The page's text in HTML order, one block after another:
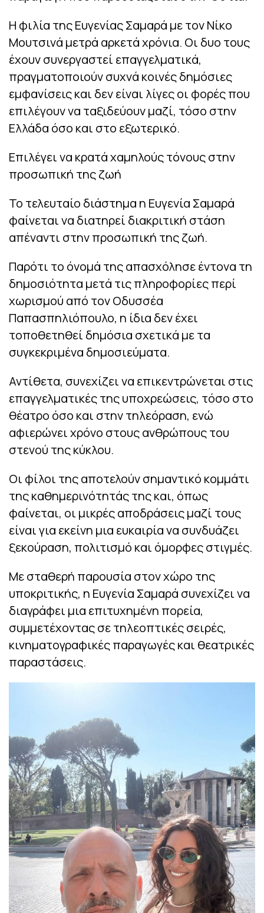
Η φιλία της Ευγενίας Σαμαρά με τον Νίκο
Μουτσινά μετρά αρκετά χρόνια. Οι δυο τους
έχουν συνεργαστεί επαγγελματικά,
πραγματοποιούν συχνά κοινές δημόσιες
εμφανίσεις και δεν είναι λίγες οι φορές που
επιλέγουν να ταξιδεύουν μαζί, τόσο στην
Ελλάδα όσο και στο εξωτερικό.
Επιλέγει να κρατά χαμηλούς τόνους στην
προσωπική της ζωή
Το τελευταίο διάστημα η Ευγενία Σαμαρά
φαίνεται να διατηρεί διακριτική στάση
απέναντι στην προσωπική της ζωή.
Παρότι το όνομά της απασχόλησε έντονα τη
δημοσιότητα μετά τις πληροφορίες περί
χωρισμού από τον Οδυσσέα
Παπασπηλιόπουλο, η ίδια δεν έχει
τοποθετηθεί δημόσια σχετικά με τα
συγκεκριμένα δημοσιεύματα.
Αντίθετα, συνεχίζει να επικεντρώνεται στις
επαγγελματικές της υποχρεώσεις, τόσο στο
θέατρο όσο και στην τηλεόραση, ενώ
αφιερώνει χρόνο στους ανθρώπους του
στενού της κύκλου.
Οι φίλοι της αποτελούν σημαντικό κομμάτι
της καθημερινότητάς της και, όπως
φαίνεται, οι μικρές αποδράσεις μαζί τους
είναι για εκείνη μια ευκαιρία να συνδυάζει
ξεκούραση, πολιτισμό και όμορφες στιγμές.
Με σταθερή παρουσία στον χώρο της
υποκριτικής, η Ευγενία Σαμαρά συνεχίζει να
διαγράφει μια επιτυχημένη πορεία,
συμμετέχοντας σε τηλεοπτικές σειρές,
κινηματογραφικές παραγωγές και θεατρικές
παραστάσεις.